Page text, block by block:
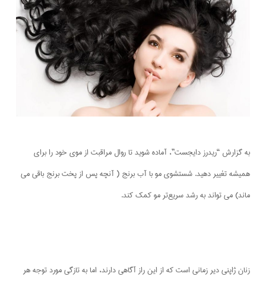
به گزارش “ریدرز دایجست”، آماده شوید تا روال مراقبت از موی خود را برای
همیشه تغییر دهید. شستشوی مو با آب برنج ( آنچه پس از پخت برنج باقی می
ماند) می تواند به رشد سریع‌تر مو کمک کند.
زنان ژاپنی دیر زمانی است که از این راز آگاهی دارند، اما به تازگی مورد توجه هر